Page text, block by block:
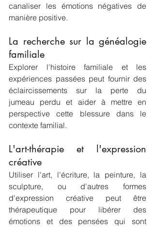
canaliser les émotions négatives de
manière positive.
La recherche sur la généalogie
familiale
Explorer l'histoire familiale et les
expériences passées peut fournir des
éclaircissements sur la perte du
jumeau perdu et aider à mettre en
perspective cette blessure dans le
contexte familial.
L'art-thérapie et l'expression
créative
Utiliser l'art, l'écriture, la peinture, la
sculpture, ou d'autres formes
d'expression créative peut être
thérapeutique pour libérer des
émotions et des pensées qui sont